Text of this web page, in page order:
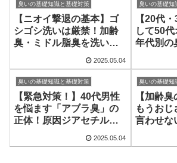
臭いの基礎知識と基礎対策
【ニオイ撃退の基本】ゴ
シゴシ洗いは厳禁！加齢
臭・ミドル脂臭を洗い流
2025.05.04
臭いの基礎知
【20代
して50代
年代別の
臭？
臭いの基礎知識と基礎対策
【緊急対策！】40代男性
を悩ます「アブラ臭」の
正体！原因ジアセチル徹
2025.05.04
臭いの基礎知
【加齢
もうおじ
言わせな
対策法